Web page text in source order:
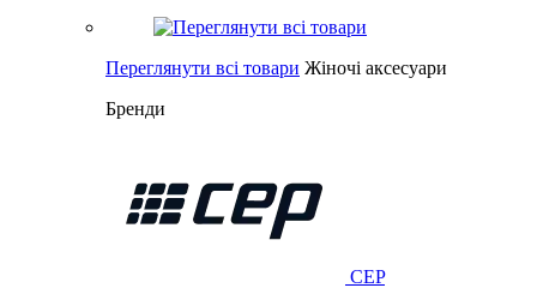
Переглянути всі товари Жіночі аксесуари
Бренди
CEP